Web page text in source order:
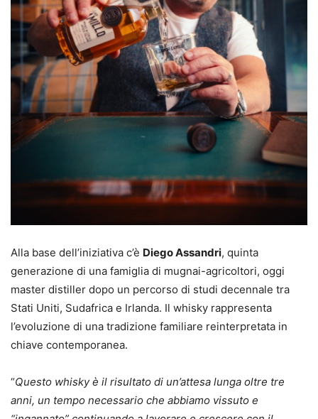
Alla base dell’iniziativa c’è Diego Assandri, quinta
generazione di una famiglia di mugnai-agricoltori, oggi
master distiller dopo un percorso di studi decennale tra
Stati Uniti, Sudafrica e Irlanda. Il whisky rappresenta
l’evoluzione di una tradizione familiare reinterpretata in
chiave contemporanea.
“Questo whisky è il risultato di un’attesa lunga oltre tre
anni, un tempo necessario che abbiamo vissuto e